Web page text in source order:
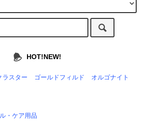
HOT!NEW!
ラスター ゴールドフィルド オルゴナイト
・ケア用品